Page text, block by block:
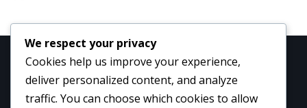
Latest Post
We respect your privacy
Cookies help us improve your experience,
deliver personalized content, and analyze
traffic. You can choose which cookies to allow